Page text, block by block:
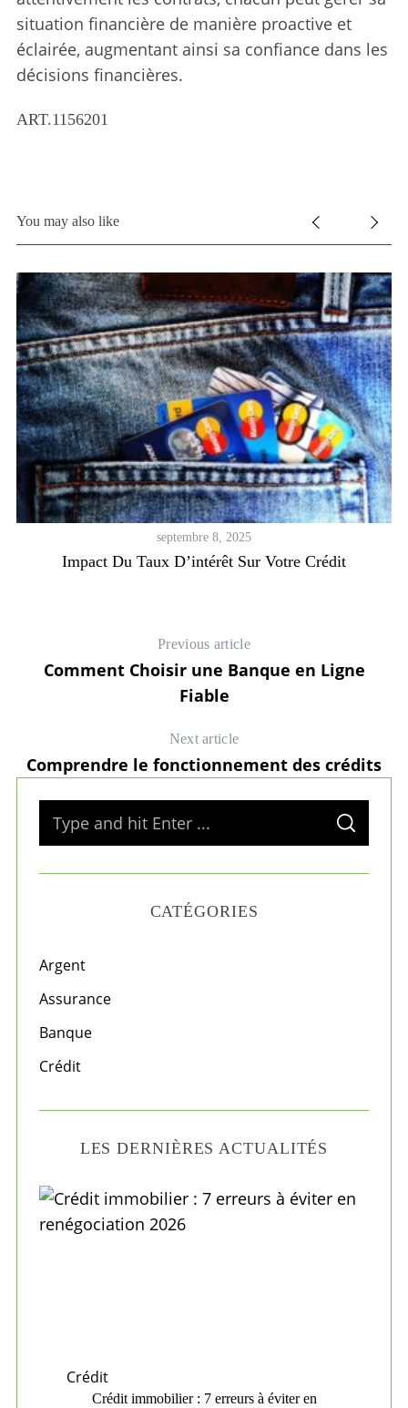
situation financière de manière proactive et
éclairée, augmentant ainsi sa confiance dans les
décisions financières.
ART.1156201
You may also like
septembre 8, 2025
Impact Du Taux D’intérêt Sur Votre Crédit
Previous article
Comment Choisir une Banque en Ligne
Fiable
Next article
Comprendre le fonctionnement des crédits
f
o
:
S
A
C
CATÉGORIES
Argent
Assurance
Banque
Crédit
LES DERNIÈRES ACTUALITÉS
Crédit
Crédit immobilier : 7 erreurs à éviter en